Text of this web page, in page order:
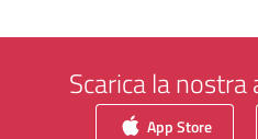
Scarica la
App Store